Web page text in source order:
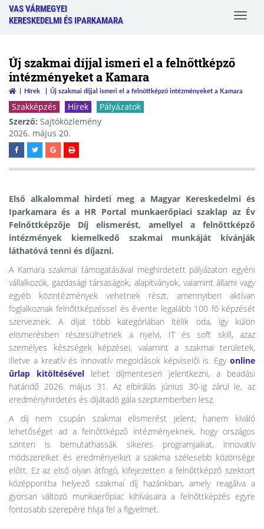
VAS VÁRMEGYEI
KERESKEDELMI ÉS IPARKAMARA
Toggle
Új szakmai díjjal ismeri el a felnőttképző
intézményeket a Kamara
Hírek Új szakmai díjjal ismeri el a felnőttképző intézményeket a Kamara
Szakképzés Hírek
Pályázatok
Szerző: Sajtóközlemény
2026. május 20.
Első alkalommal hirdeti meg a Magyar Kereskedelmi és
Iparkamara és a HR Portal munkaerőpiaci szaklap az Év
Felnőttképzője Díj elismerést, amellyel a felnőttképző
intézmények kiemelkedő szakmai munkáját kívánják
láthatóvá tenni és díjazni.
A Kamara szakmai támogatásával meghirdetett pályázaton egyéni
vállalkozók, gazdasági társaságok, alapítványok, valamint állami vagy
egyéb közintézmények vehetnek részt, amennyiben aktívan
foglalkoznak felnőttképzéssel és évente legalább 100 fő képzését
szerveznek. A díjat több kategóriában ítélik oda, így külön
elismerésben részesülhetnek a nyelvi, IT és soft skill, azaz
személyes készségek képzései, valamint a szakmai területek,
illetve a kreatív és innovatív megoldások képviselői is. Egy online
űrlap kitöltésével lehet díjmentesen jelentkezni, a beadási
határidő 2026. május 31. Az elbírálás június 30-ig zárul le, az
eredményhirdetés és díjátadó gála szeptemberben lesz.
A díj nem csupán szakmai elismerést jelent, hanem kiváló
lehetőséget ad a felnőttképző intézményeknek, hogy országos
szinten is bemutathassák sikeres programjaikat, innovatív
módszereiket és eredményeiket a szakma szélesebb közönsége
előtt. Ez az első olyan átfogó, kifejezetten a felnőttképző szektort
középpontba helyező szakmai díj hazánkban, amely reagálva a
gyorsan változó munkaerőpiac kihívásaira a felnőttképzés egyre
fontosabb szerepére hívja fel a figyelmet.